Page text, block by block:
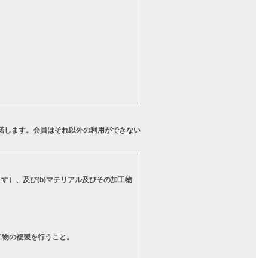
ます。会員はそれ以外の利用ができない
）、及び(b)マテリアル及びその加工物
の複製を行うこと。